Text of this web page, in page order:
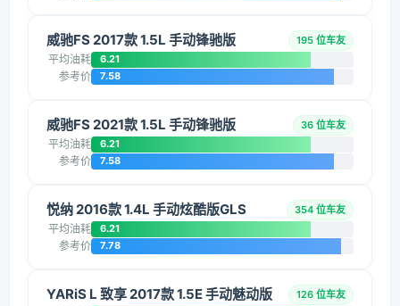
威驰FS 2017款 1.5L 手动锋驰版 195 位车友
平均油耗 6.21
参考价 7.58
威驰FS 2021款 1.5L 手动锋驰版 36 位车友
平均油耗 6.21
参考价 7.58
悦纳 2016款 1.4L 手动炫酷版GLS 354 位车友
平均油耗 6.21
参考价 7.78
YARiS L 致享 2017款 1.5E 手动魅动版 126 位车友